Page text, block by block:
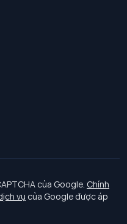
của Google. Chính
vụ của Google được áp